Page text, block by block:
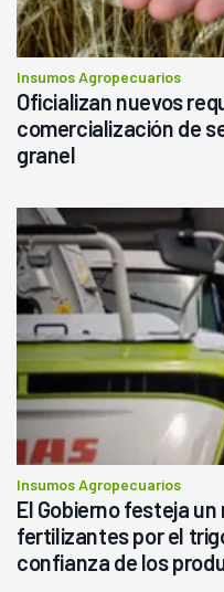
Insumos Agropecuarios
Oficializan nuevos
comercialización de
granel
Insumos Agropecuarios
El Gobierno festeja
fertilizantes por el
confianza de los